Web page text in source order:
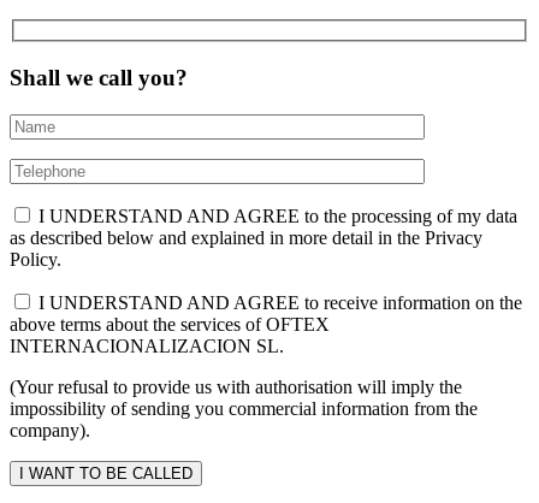
Shall we call you?
I UNDERSTAND AND AGREE to the processing of my data
as described below and explained in more detail in the Privacy
Policy.
I UNDERSTAND AND AGREE to receive information on the
above terms about the services of OFTEX
INTERNACIONALIZACION SL.
(Your refusal to provide us with authorisation will imply the
impossibility of sending you commercial information from the
company).